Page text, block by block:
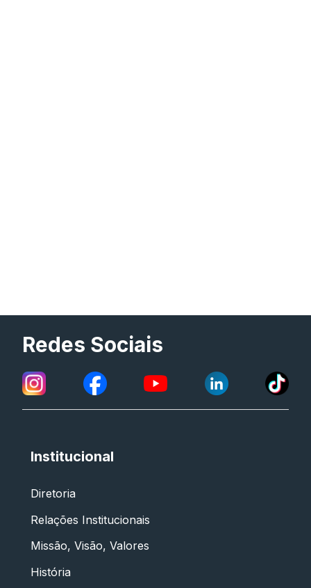
Redes Sociais
Institucional
Diretoria
Relações Institucionais
Missão, Visão, Valores
História